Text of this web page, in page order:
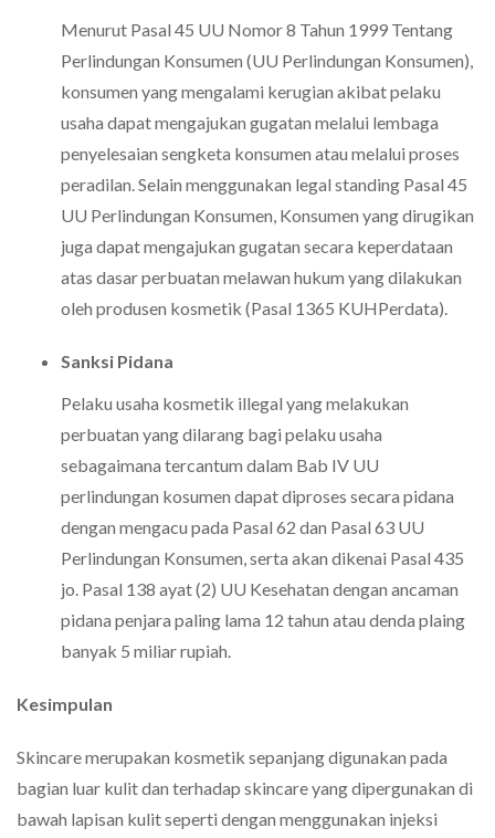
Menurut Pasal 45 UU Nomor 8 Tahun 1999 Tentang
Perlindungan Konsumen (UU Perlindungan Konsumen),
konsumen yang mengalami kerugian akibat pelaku
usaha dapat mengajukan gugatan melalui lembaga
penyelesaian sengketa konsumen atau melalui proses
peradilan. Selain menggunakan legal standing Pasal 45
UU Perlindungan Konsumen, Konsumen yang dirugikan
juga dapat mengajukan gugatan secara keperdataan
atas dasar perbuatan melawan hukum yang dilakukan
oleh produsen kosmetik (Pasal 1365 KUHPerdata).
Sanksi Pidana
Pelaku usaha kosmetik illegal yang melakukan
perbuatan yang dilarang bagi pelaku usaha
sebagaimana tercantum dalam Bab IV UU
perlindungan kosumen dapat diproses secara pidana
dengan mengacu pada Pasal 62 dan Pasal 63 UU
Perlindungan Konsumen, serta akan dikenai Pasal 435
jo. Pasal 138 ayat (2) UU Kesehatan dengan ancaman
pidana penjara paling lama 12 tahun atau denda plaing
banyak 5 miliar rupiah.
Kesimpulan
Skincare merupakan kosmetik sepanjang digunakan pada
bagian luar kulit dan terhadap skincare yang dipergunakan di
bawah lapisan kulit seperti dengan menggunakan injeksi